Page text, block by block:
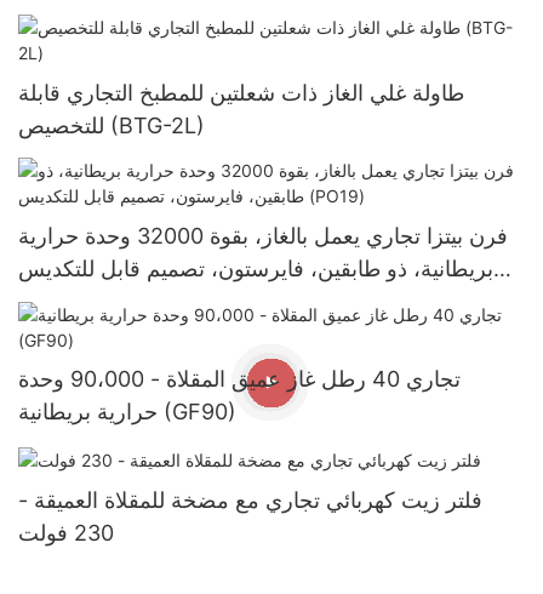
طاولة غلي الغاز ذات شعلتين للمطبخ التجاري قابلة
للتخصيص (BTG-2L)
فرن بيتزا تجاري يعمل بالغاز، بقوة 32000 وحدة حرارية
بريطانية، ذو طابقين، فايرستون، تصميم قابل للتكديس
(PO19)
تجاري 40 رطل غاز عميق المقلاة - 90،000 وحدة
حرارية بريطانية (GF90)
فلتر زيت كهربائي تجاري مع مضخة للمقلاة العميقة -
230 فولت